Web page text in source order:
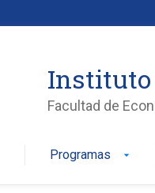
Instituto
Facultad de
Programas arrow_drop_down